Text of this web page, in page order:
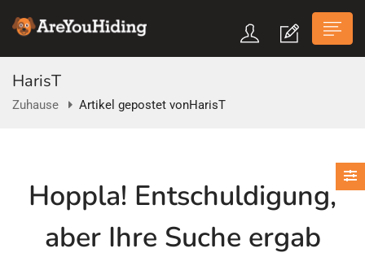
HarisT
Zuhause Artikel gepostet vonHarisT
Hoppla! Entschuldigung,
aber Ihre Suche ergab